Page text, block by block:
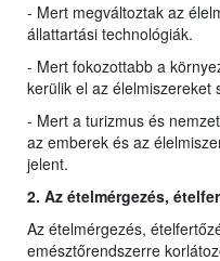
- Mert megváltoztak az
állattartási technológiák.
- Mert fokozottabb a
kerülik el az élelmiszereket
- Mert a turizmus és
az emberek és az
jelent.
2. Az ételmérgezés,
Az ételmérgezés,
emésztőrendszerre